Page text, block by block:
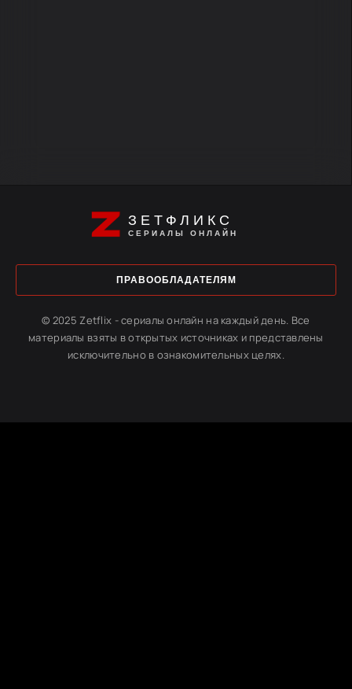
ЗЕТФЛИКС
СЕРИАЛЫ ОНЛАЙН
ПРАВООБЛАДАТЕЛЯМ
© 2025 Zetflix - сериалы онлайн на каждый день. Все
материалы взяты в открытых источниках и представлены
исключительно в ознакомительных целях.